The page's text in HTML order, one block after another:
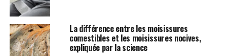
La différence entre les moisissures
comestibles et les moisissures nocives,
expliquée par la science